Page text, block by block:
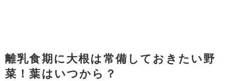
離乳食期に大根は常備しておきたい野
菜！葉はいつから？